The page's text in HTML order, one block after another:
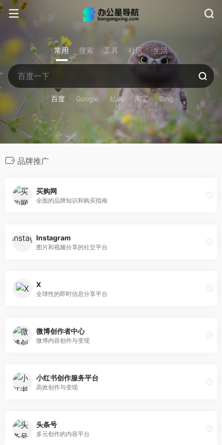
常用 搜索 工具 社区 生活
百度 Google 站内 淘宝 Bing
品牌推广
买购网
全面的品牌知识和购买指南
Instagram
图片和视频分享的社交平台
X
全球性的即时信息分享平台
微博创作者中心
微博内容创作与变现
小红书创作服务平台
高效创作与变现
头条号
多元创作的内容平台